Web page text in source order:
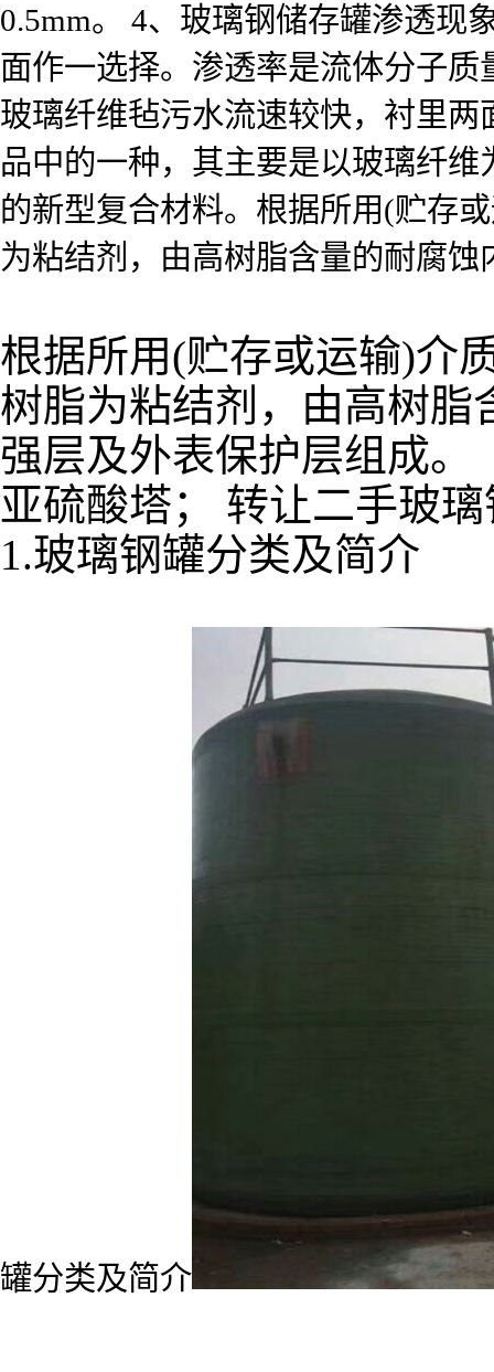
0.5mm。 4、玻璃钢储存罐渗透现
面作一选择。渗透率是流体分子
玻璃纤维毡污水流速较快，衬里
品中的一种，其主要是以玻璃纤
的新型复合材料。根据所用(贮存
为粘结剂，由高树脂含量的耐腐
根据所用(贮存或运输)介
树脂为粘结剂，由高树脂
强层及外表保护层组成。
亚硫酸塔； 转让二手玻
1.玻璃钢罐分类及简介
罐分类及简介